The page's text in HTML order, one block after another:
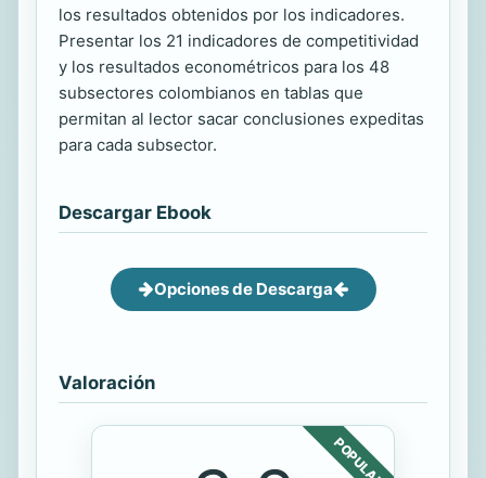
los resultados obtenidos por los indicadores.
Presentar los 21 indicadores de competitividad
y los resultados econométricos para los 48
subsectores colombianos en tablas que
permitan al lector sacar conclusiones expeditas
para cada subsector.
Descargar Ebook
Opciones de Descarga
Valoración
POPULAR